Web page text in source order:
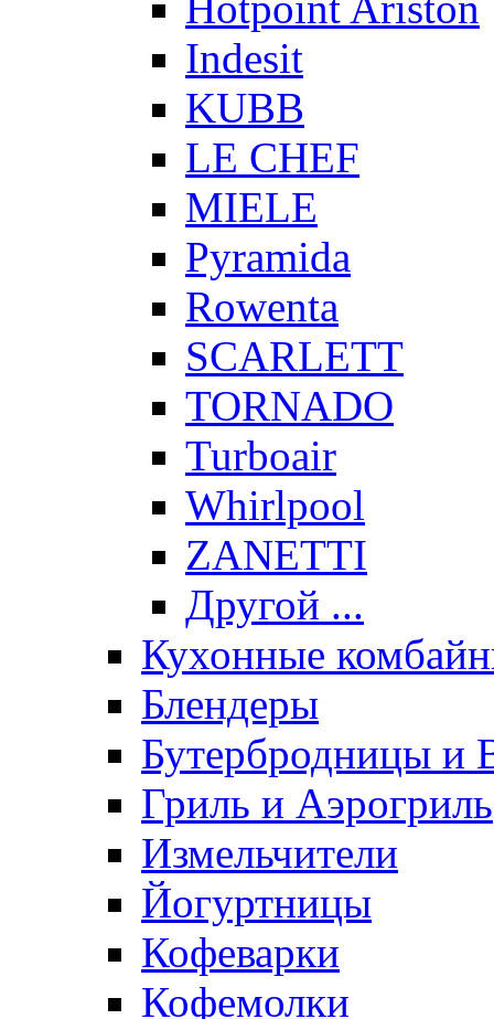
Indesit
KUBB
LE CHEF
MIELE
Pyramida
Rowenta
SCARLETT
TORNADO
Turboair
Whirlpool
ZANETTI
Другой ...
Кухонные
Блендеры
Бутербродницы и
Гриль и Аэрогриль
Измельчители
Йогуртницы
Кофеварки
Кофемолки